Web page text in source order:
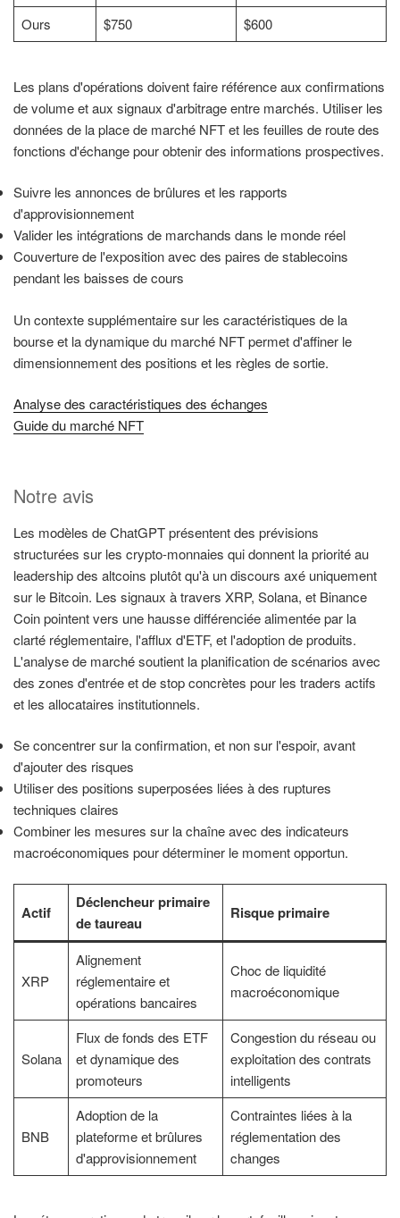
Ours
$750 $600
Les plans d'opérations doivent faire référence aux confirmations
de volume et aux signaux d'arbitrage entre marchés. Utiliser les
données de la place de marché NFT et les feuilles de route des
fonctions d'échange pour obtenir des informations prospectives.
Suivre les annonces de brûlures et les rapports
d'approvisionnement
Valider les intégrations de marchands dans le monde réel
Couverture de l'exposition avec des paires de stablecoins
pendant les baisses de cours
Un contexte supplémentaire sur les caractéristiques de la
bourse et la dynamique du marché NFT permet d'affiner le
dimensionnement des positions et les règles de sortie.
Analyse des caractéristiques des échanges
Guide du marché NFT
Notre avis
Les modèles de ChatGPT présentent des prévisions
structurées sur les crypto-monnaies qui donnent la priorité au
leadership des altcoins plutôt qu'à un discours axé uniquement
sur le Bitcoin. Les signaux à travers XRP, Solana, et Binance
Coin pointent vers une hausse différenciée alimentée par la
clarté réglementaire, l'afflux d'ETF, et l'adoption de produits.
L'analyse de marché soutient la planification de scénarios avec
des zones d'entrée et de stop concrètes pour les traders actifs
et les allocataires institutionnels.
Se concentrer sur la confirmation, et non sur l'espoir, avant
d'ajouter des risques
Utiliser des positions superposées liées à des ruptures
techniques claires
Combiner les mesures sur la chaîne avec des indicateurs
macroéconomiques pour déterminer le moment opportun.
Actif
Déclencheur primaire
de taureau
Risque primaire
XRP
Alignement
réglementaire et
opérations bancaires
Choc de liquidité
macroéconomique
Solana
Flux de fonds des ETF
et dynamique des
promoteurs
Congestion du réseau ou
exploitation des contrats
intelligents
BNB
Adoption de la
plateforme et brûlures
d'approvisionnement
Contraintes liées à la
réglementation des
changes